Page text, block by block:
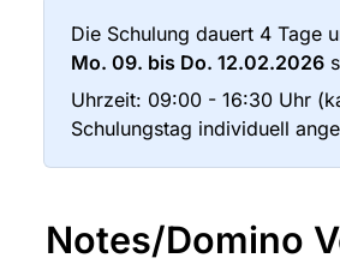
Mo. 09. bis Do. 12.02.2026
Uhrzeit: 09:00 - 16:30 Uhr
Schulungstag individuell
Notes/Domino